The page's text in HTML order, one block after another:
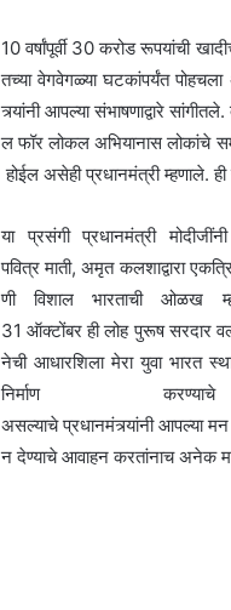
10 वर्षांपूर्वी 30 करोड रूपयांची
तच्या वेगवेगळ्या घटकांपर्यंत
त्र्यांनी आपल्या संभाषणाद्वारे
ल फॉर लोकल अभियानास लोकांचे
होईल असेही प्रधानमंत्री म्हणाले.
या प्रसंगी प्रधानमंत्री
पवित्र माती, अमृत कलशाद्वारा
णी विशाल भारताची ओळख
31 ऑक्टोंबर ही लोह पुरूष सरदार
नेची आधारशिला मेरा युवा भारत
निर्माण
असल्याचे प्रधानमंत्र्यांनी आपल्या मन
न देण्याचे आवाहन करतांनाच अनेक